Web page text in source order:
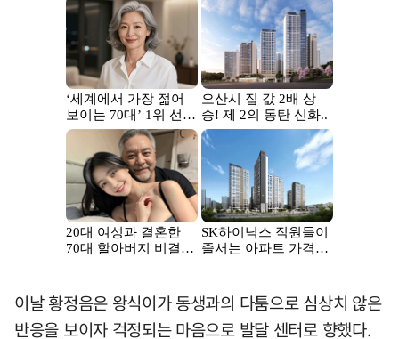
이날 황정음은 왕식이가 동생과의 다툼으로 심상치 않은
반응을 보이자 걱정되는 마음으로 발달 센터로 향했다.